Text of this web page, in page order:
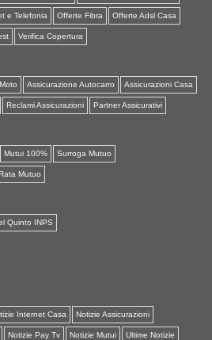
e Telefonia Offerte Fibra Offerte Adsl Casa
Verifica Copertura
Assicurazione Autocarro Assicurazioni Casa
Reclami Assicurazioni Partner Assicurativi
Mutui 100% Surroga Mutuo
Mutuo
Quinto INPS
Internet Casa Notizie Assicurazioni
Notizie Pay Tv Notizie Mutui Ultime Notizie